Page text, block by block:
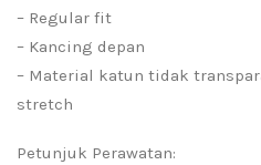
– Regular fit
– Kancing depan
– Material katun tidak
stretch
Petunjuk Perawatan: